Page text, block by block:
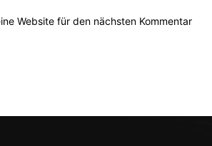
Website für den nächsten Kommentar